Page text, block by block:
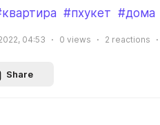
#пхукет #дома
04:53 0 views 2 reactions
Share